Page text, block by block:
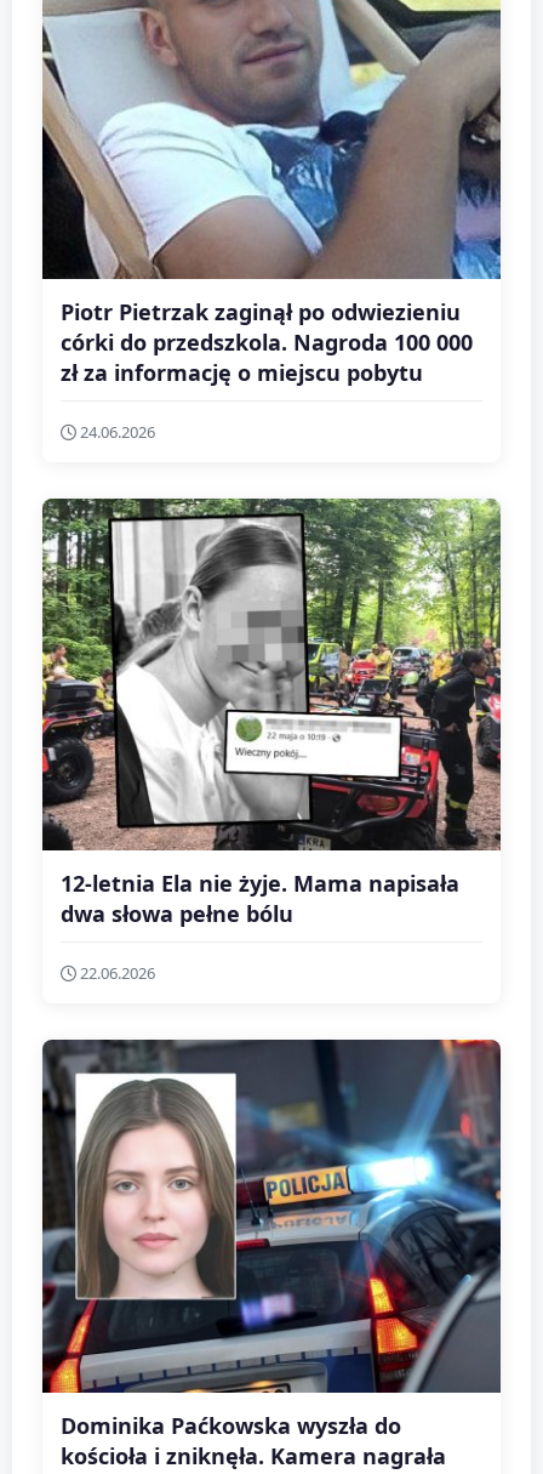
Piotr Pietrzak zaginął po odwiezieniu
córki do przedszkola. Nagroda 100 000
zł za informację o miejscu pobytu
24.06.2026
12-letnia Ela nie żyje. Mama napisała
dwa słowa pełne bólu
22.06.2026
Dominika Paćkowska wyszła do
kościoła i zniknęła. Kamera nagrała